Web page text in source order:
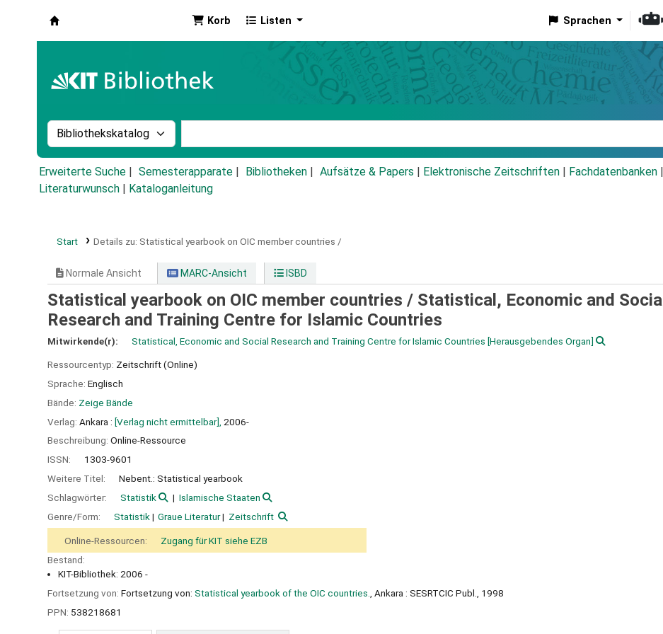
Korb Listen Sprachen
Suche im Katalog nach:
Erweiterte Suche Semesterapparate Bibliotheken Aufsätze & Papers Elektronische Zeitschriften Fachdatenbanken
Literaturwunsch
Kataloganleitung
Start Details zu: Statistical yearbook on OIC member countries /
Normale Ansicht MARC-Ansicht ISBD
Statistical yearbook on OIC member countries / Statistical, Economic and Social
Research and Training Centre for Islamic Countries
Mitwirkende(r): Statistical, Economic and Social Research and Training Centre for Islamic Countries [Herausgebendes Organ]
Ressourcentyp: Zeitschrift (Online)
Sprache: Englisch
Bände: Zeige Bände
Verlag: Ankara : [Verlag nicht ermittelbar], 2006-
Beschreibung: Online-Ressource
ISSN:
1303-9601
Weitere Titel:
Nebent.: Statistical yearbook
Schlagwörter:
Statistik
Islamische Staaten
Genre/Form:
Statistik Graue Literatur Zeitschrift
Online-Ressourcen:
Zugang für KIT siehe EZB
Bestand:
KIT-Bibliothek: 2006 -
Fortsetzung von: Fortsetzung von: Statistical yearbook of the OIC countries.
, Ankara : SESRTCIC Publ., 1998
PPN: 538218681